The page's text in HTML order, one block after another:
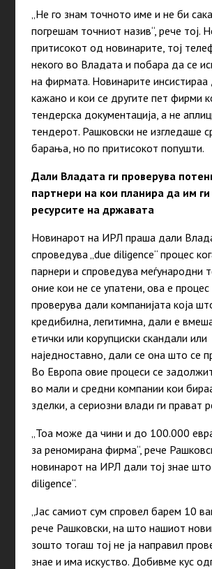
Не го знам точното име и не би
погрешам точниот назив“, рече тој.
притисокот од новинарите, тој
некого во Владата и побара да се
на фирмата. Новинарите
кажано и кои се другите пет фирми
тендерска документација, а не
тендерот. Рашковски не изгледаше
барања, но по притисокот попушти.
Дали Владата ги проверува
партнери на кои планира да им
ресурсите на државата
Новинарот на ИРЛ праша дали
спроведува due diligence“процес
парнери и спроведува меѓународни
оние кои не се упатени, ова е
проверува дали компанијата која
кредибилна, легитимна, дали е
етички или корупциски скандали или
наједноставно, дали се она што се
Во Европа овие процеси се
во мали и средни компании кои
зделки, а сериозни влади ги прават
Тоа може да чини и до 100.000
за реномирана фирма“, рече
новинарот на ИРЛ дали тој знае
diligence“.
„Јас самиот сум спровел барем 10
рече Рашковски, на што нашиот
зошто тогаш тој не ја направил
знае и има искуство. Добивме кус